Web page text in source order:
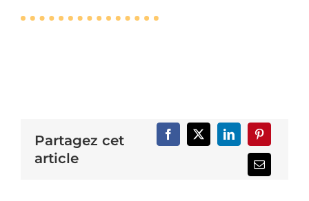
Partagez cet
article